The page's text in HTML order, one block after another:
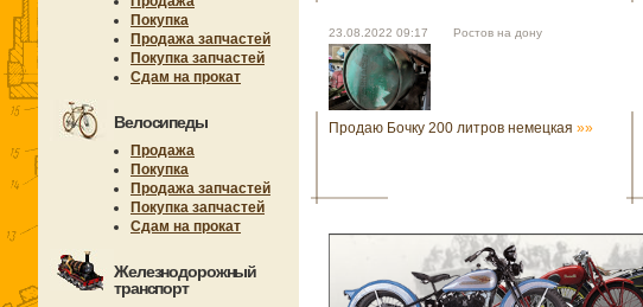
Покупка
Продажа запчастей
Покупка запчастей
Сдам на прокат
Велосипеды
Продажа
Покупка
Продажа запчастей
Покупка запчастей
Сдам на прокат
Железнодорожный
транспорт
23.08.2022 09:17 Ростов на дону
Продаю Бочку 200 литров немецкая »»